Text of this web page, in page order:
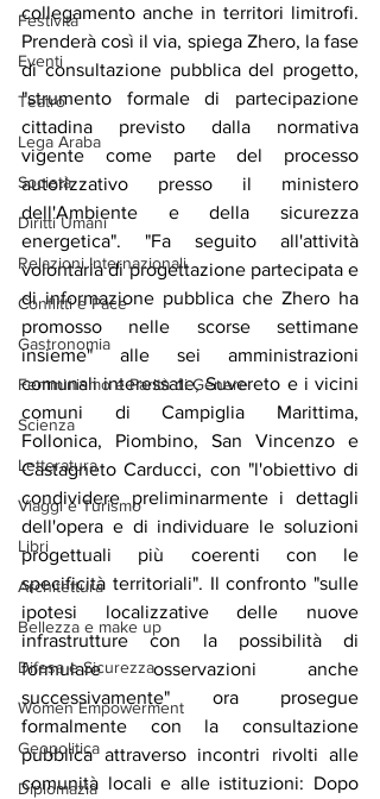
Festività
Eventi
Teatro
Lega Araba
Società
Diritti Umani
Relazioni Internazionali
Conflitti e Pace
Gastronomia
Femminismo e Parità di Genere
Scienza
Letteratura
Viaggi e Turismo
Libri
Architettura
Bellezza e make up
Difesa e Sicurezza
Women Empowerment
Geopolitica
Diplomazia
collegamento anche in territori limitrofi.
Prenderà così il via, spiega Zhero, la fase
di consultazione pubblica del progetto,
"strumento formale di partecipazione
cittadina previsto dalla normativa
vigente come parte del processo
autorizzativo presso il ministero
dell'Ambiente e della sicurezza
energetica". "Fa seguito all'attività
volontaria di progettazione partecipata e
di informazione pubblica che Zhero ha
promosso nelle scorse settimane
insieme" alle sei amministrazioni
comunali interessate, Suvereto e i vicini
comuni di Campiglia Marittima,
Follonica, Piombino, San Vincenzo e
Castagneto Carducci, con "l'obiettivo di
condividere preliminarmente i dettagli
dell'opera e di individuare le soluzioni
progettuali più coerenti con le
specificità territoriali". Il confronto "sulle
ipotesi localizzative delle nuove
infrastrutture con la possibilità di
formulare osservazioni anche
successivamente" ora prosegue
formalmente con la consultazione
pubblica attraverso incontri rivolti alle
comunità locali e alle istituzioni: Dopo